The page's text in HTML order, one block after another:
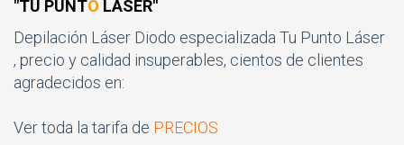
"TU PUNTO LÁSER"
Depilación Láser Diodo especializada Tu Punto Láser
, precio y calidad insuperables, cientos de clientes
agradecidos en:
Ver toda la tarifa de PRECIOS